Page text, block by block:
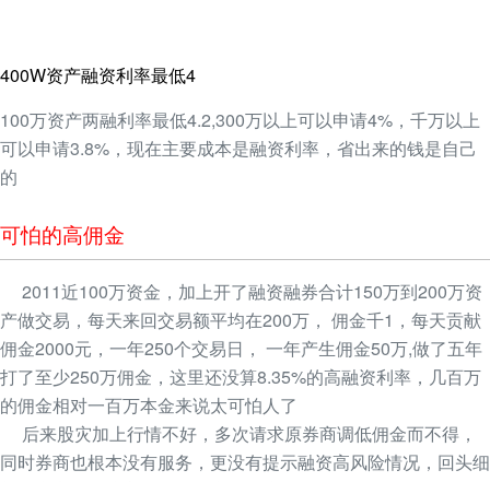
400W资产融资利率最低4
100万资产两融利率最低4.2,300万以上可以申请4%，千万以上
可以申请3.8%，现在主要成本是融资利率，省出来的钱是自己
的
可怕的高佣金
2011近100万资金，加上开了融资融券合计150万到200万资
产做交易，每天来回交易额平均在200万， 佣金千1，每天贡献
佣金2000元，一年250个交易日， 一年产生佣金50万,做了五年
打了至少250万佣金，这里还没算8.35%的高融资利率，几百万
的佣金相对一百万本金来说太可怕人了
后来股灾加上行情不好，多次请求原券商调低佣金而不得，
同时券商也根本没有服务，更没有提示融资高风险情况，回头细